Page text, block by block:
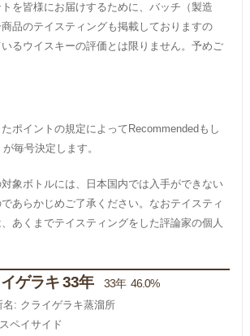
を皆様にお届けするために、バッチ（製造
品のテイスティングも掲載しておりますの
るウイスキーの評価とは限りません。予めご
ポイントの規定によってRecommendedもし
毎号決定します。
象ボトルには、日本国内では入手ができない
あらかじめご了承ください。なおテイスティ
あくまでテイスティングをした評論家の個人
ゲラキ 33年 33年 46.0%
名: クライゲラキ蒸溜所
ペイサイド